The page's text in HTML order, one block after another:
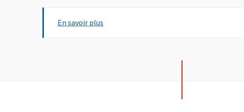
En savoir plus